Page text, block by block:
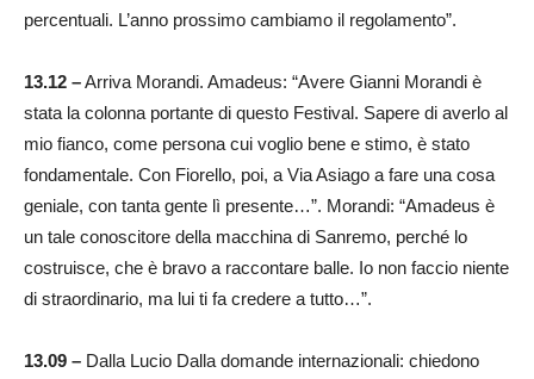
percentuali. L’anno prossimo cambiamo il regolamento”.
13.12 –Arriva Morandi. Amadeus: “Avere Gianni Morandi è
stata la colonna portante di questo Festival. Sapere di averlo al
mio fianco, come persona cui voglio bene e stimo, è stato
fondamentale. Con Fiorello, poi, a Via Asiago a fare una cosa
geniale, con tanta gente lì presente…”. Morandi: “Amadeus è
un tale conoscitore della macchina di Sanremo, perché lo
costruisce, che è bravo a raccontare balle. Io non faccio niente
di straordinario, ma lui ti fa credere a tutto…”.
13.09 – Dalla Lucio Dalla domande internazionali: chiedono